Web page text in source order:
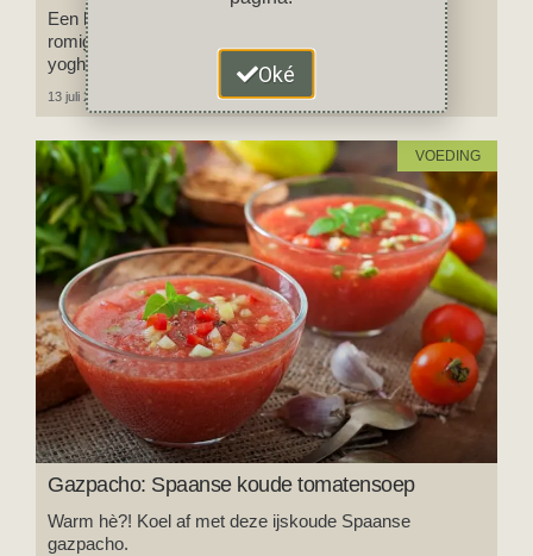
Een heerlijke zomerse salade met zoete rode biet,
romige feta, knapperige walnoten en een frisse
yoghurtsaus met munt.
13 juli 2025
VOEDING
Gazpacho: Spaanse koude tomatensoep
Warm hè?! Koel af met deze ijskoude Spaanse
gazpacho.
Oké